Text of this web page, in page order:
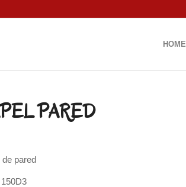
HOME
PARED
de pared
150D3